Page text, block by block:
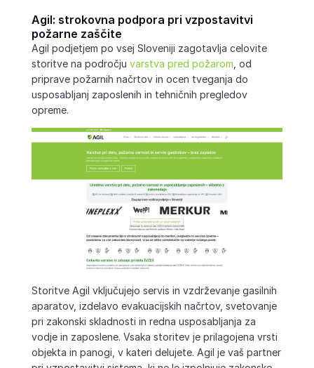
Agil: strokovna podpora pri vzpostavitvi
požarne zaščite
Agil podjetjem po vsej Sloveniji zagotavlja celovite
storitve na področju varstva pred požarom , od
priprave požarnih načrtov in ocen tveganja do
usposabljanj zaposlenih in tehničnih pregledov
opreme.
Storitve Agil vključujejo servis in vzdrževanje gasilnih
aparatov, izdelavo evakuacijskih načrtov, svetovanje
pri zakonski skladnosti in redna usposabljanja za
vodje in zaposlene. Vsaka storitev je prilagojena vrsti
objekta in panogi, v kateri delujete. Agil je vaš partner